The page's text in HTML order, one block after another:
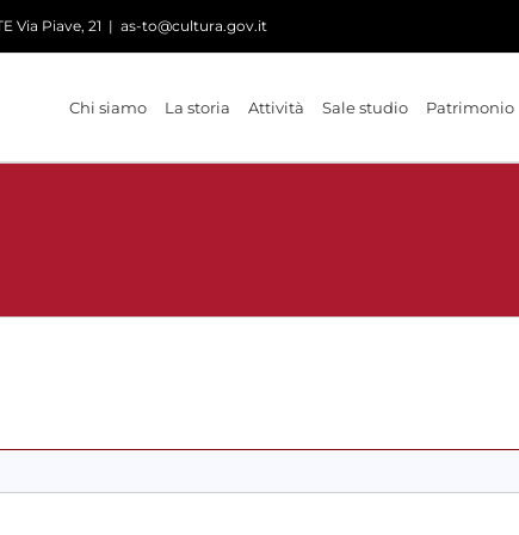
Via Piave, 21 | as-to@cultura.gov.it
Chi siamo La storia Attività Sale studio Patrimonio